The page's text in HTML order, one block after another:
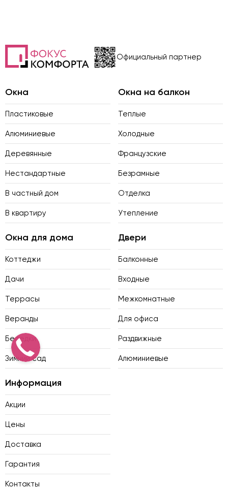
Официальный партнер
Окна
Пластиковые
Алюминиевые
Деревянные
Нестандартные
В частный дом
В квартиру
Окна на балкон
Теплые
Холодные
Французские
Безрамные
Отделка
Утепление
Окна для дома
Коттеджи
Дачи
Террасы
Веранды
Беседки
Зимний сад
Двери
Балконные
Входные
Межкомнатные
Для офиса
Раздвижные
Алюминиевые
Информация
Акции
Цены
Доставка
Гарантия
Контакты